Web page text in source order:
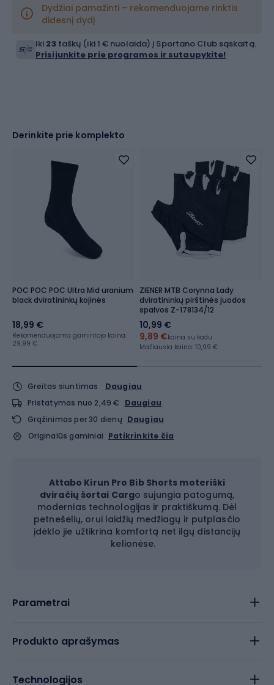
Dydžiai pamažinti – rekomenduojame rinktis
didesnį dydį
Iki 23 taškų (iki 1 € nuolaida) į Sportano Club sąskaitą.
Prisijunkite prie programos ir sutaupykite!
Derinkite prie komplekto
POC POC POC Ultra Mid uranium
black dviratininkų kojinės
18,99 €
Rekomenduojama gamintojo kaina:
29,99 €
ZIENER MTB Corynna Lady
dviratininkų pirštinės juodos
spalvos Z-178134/12
10,99 €
9,89 €kaina su kodu
Mažiausia kaina: 10,99 €
Greitas siuntimas
Daugiau
Pristatymas nuo 2,49 €
Daugiau
Grąžinimas per 30 dienų Daugiau
Originalūs gaminiai Patikrinkite čia
Attabo Kirun Pro Bib Shorts moteriški
dviračių šortai Cargo sujungia patogumą,
modernias technologijas ir praktiškumą. Dėl
petnešėlių, orui laidžių medžiagų ir putplasčio
įdėklo jie užtikrina komfortą net ilgų distancijų
kelionėse.
Parametrai
Produkto aprašymas
Technologijos